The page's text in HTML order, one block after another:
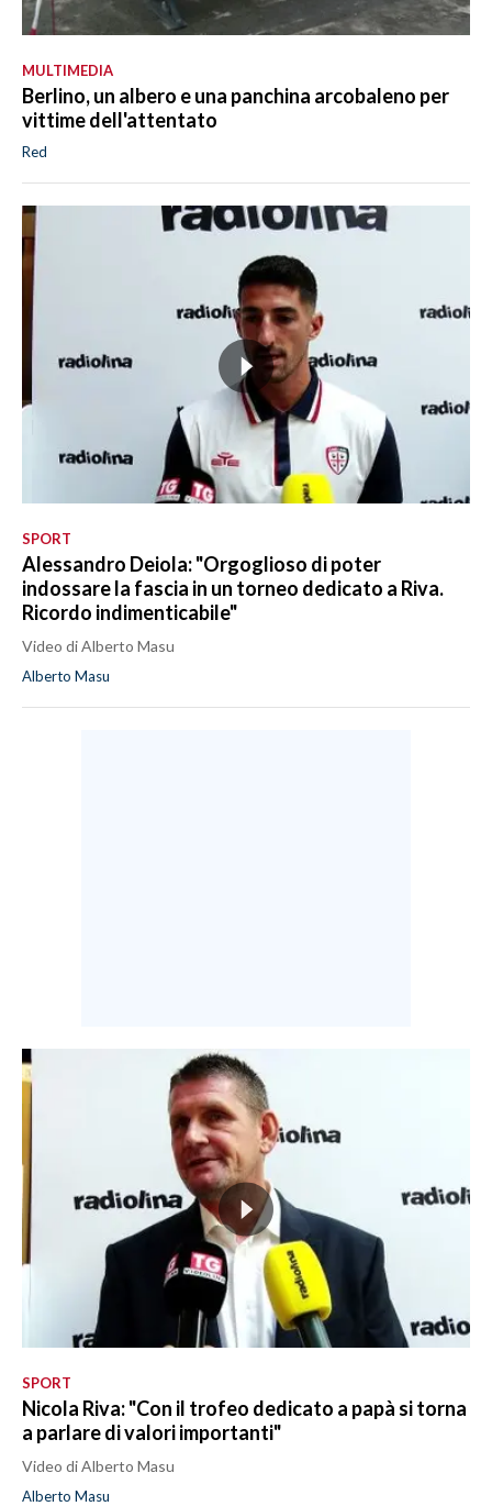
MULTIMEDIA
Berlino, un albero e una panchina arcobaleno per
vittime dell'attentato
Red
SPORT
Alessandro Deiola: "Orgoglioso di poter
indossare la fascia in un torneo dedicato a Riva.
Ricordo indimenticabile"
Video di Alberto Masu
Alberto Masu
SPORT
Nicola Riva: "Con il trofeo dedicato a papà si torna
a parlare di valori importanti"
Video di Alberto Masu
Alberto Masu